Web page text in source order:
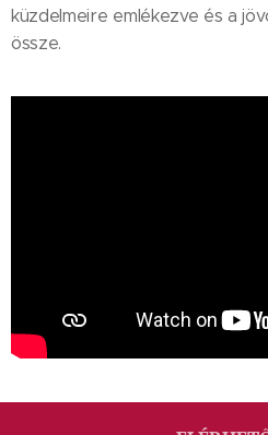
küzdelmeire emlékezve és a
össze.